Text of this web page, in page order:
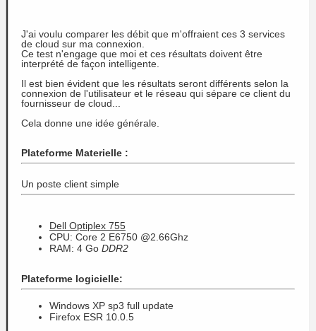
J'ai voulu comparer les débit que m'offraient ces 3 services
de cloud sur ma connexion.
Ce test n'engage que moi et ces résultats doivent être
interprété de façon intelligente.
Il est bien évident que les résultats seront différents selon la
connexion de l'utilisateur et le réseau qui sépare ce client du
fournisseur de cloud...
Cela donne une idée générale.
Plateforme Materielle :
Un poste client simple
Dell Optiplex 755
CPU: Core 2 E6750 @2.66Ghz
RAM: 4 Go DDR2
Plateforme logicielle:
Windows XP sp3 full update
Firefox ESR 10.0.5